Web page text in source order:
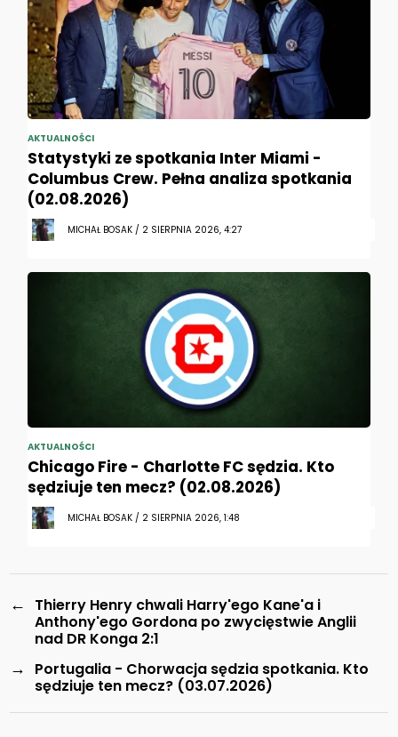
AKTUALNOŚCI
Statystyki ze spotkania Inter Miami -
Columbus Crew. Pełna analiza spotkania
(02.08.2026)
MICHAŁ BOSAK / 2 SIERPNIA 2026, 4:27
AKTUALNOŚCI
Chicago Fire - Charlotte FC sędzia. Kto
sędziuje ten mecz? (02.08.2026)
MICHAŁ BOSAK / 2 SIERPNIA 2026, 1:48
←
Thierry Henry chwali Harry'ego Kane'a i
Anthony'ego Gordona po zwycięstwie Anglii
nad DR Konga 2:1
→
Portugalia - Chorwacja sędzia spotkania. Kto
sędziuje ten mecz? (03.07.2026)